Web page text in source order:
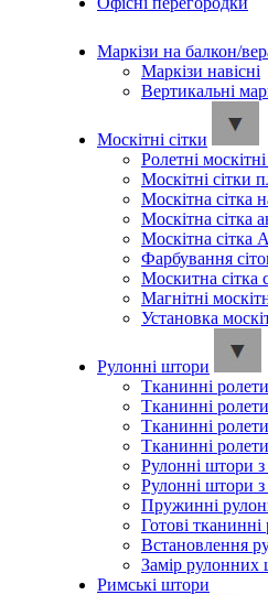
Маркізи на балкон/
Маркізи навісні
Вертикальні
Москітні сітки
Ролетні москітні
Москітні сітки
Москітна сітка
Москітна сітка
Москітна сітка
Фарбування
Москитна сітка
Магнітні
Установка
Рулонні штори
Тканинні
Тканинні
Тканинні
Тканинні
Рулонні штори
Рулонні штори
Пружинні
Готові тканинні
Встановлення
Замір рулонних
Римські штори